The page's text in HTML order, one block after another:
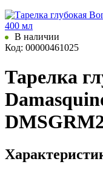
В наличии
Код: 00000461025
Тарелка